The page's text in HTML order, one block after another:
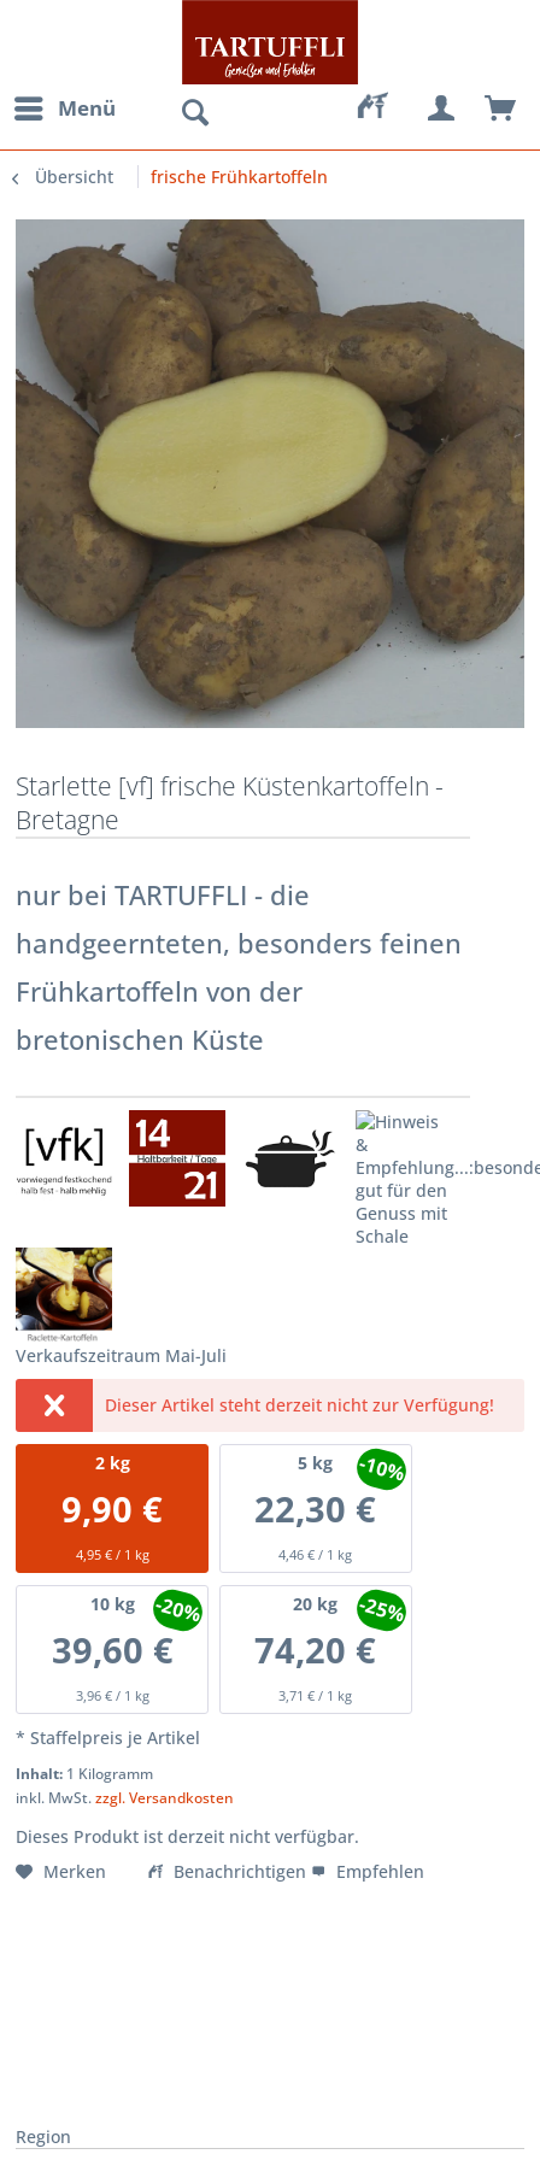
Menü
Übersicht frische Frühkartoffeln
Starlette [vf] frische Küstenkartoffeln -
Bretagne
nur bei TARTUFFLI - die
handgeernteten, besonders feinen
Frühkartoffeln von der
bretonischen Küste
Verkaufszeitraum Mai-Juli
Dieser Artikel steht derzeit nicht zur Verfügung!
2kg
9,90 €
4,95 € / 1 kg
5 kg
22,30 €
4,46 € / 1 kg
-10%
10kg
39,60 €
3,96 € / 1 kg
-20% 20 kg
74,20 €
3,71 € / 1 kg
-25%
* Staffelpreis je Artikel
Inhalt: 1 Kilogramm
inkl. MwSt.zzgl. Versandkosten
Dieses Produkt ist derzeit nicht verfügbar.
Merken
Benachrichtigen Empfehlen
Region